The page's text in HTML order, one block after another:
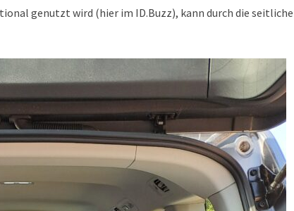
genutzt wird (hier im ID.Buzz), kann durch die seitliche